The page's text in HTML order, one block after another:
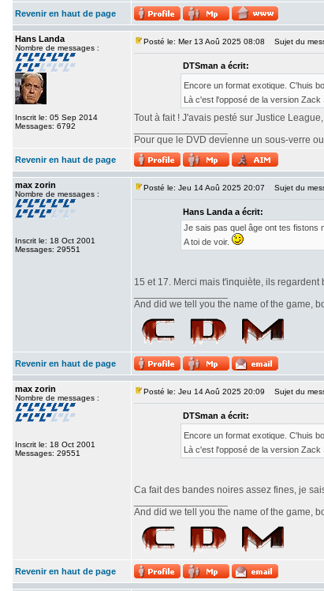
Revenir en haut de page
Hans Landa
Nombre de messages :
Inscrit le: 05 Sep 2014
Messages: 6792
Posté le: Mer 13 Aoû 2025 08:08 Sujet du
DTSman a écrit:
Encore un format exotique. C'huis
Là c'est l'opposé de la version
Tout à fait ! J'avais pesté sur Justice
Pour que le DVD devienne un sous-verre
Revenir en haut de page
max zorin
Nombre de messages :
Inscrit le: 18 Oct 2001
Messages: 29551
Posté le: Jeu 14 Aoû 2025 20:07 Sujet du
Hans Landa a écrit:
Je sais pas quel âge ont tes fistons
A toi de voir.
15 et 17. Merci mais t'inquiète, ils regardent
And did we tell you the name of the game,
Revenir en haut de page
max zorin
Nombre de messages :
Inscrit le: 18 Oct 2001
Messages: 29551
Posté le: Jeu 14 Aoû 2025 20:09 Sujet du
DTSman a écrit:
Encore un format exotique. C'huis
Là c'est l'opposé de la version
Ca fait des bandes noires assez fines, je
And did we tell you the name of the game,
Revenir en haut de page